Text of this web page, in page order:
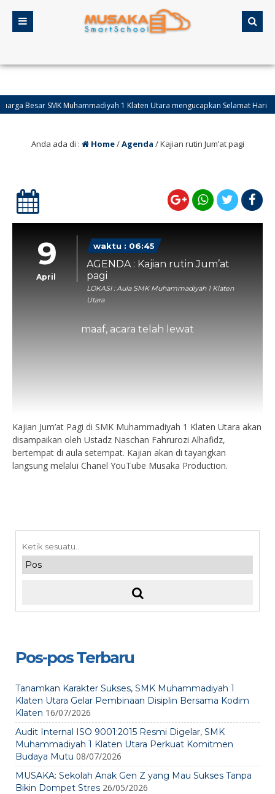
SMK Muhammadiyah 1 Klaten Utara mengucapkan Selamat Hari Raya
Anda ada di : Home/Agenda /Kajian rutin Jum’at pagi
9
April
waktu : 06:45
AGENDA : Kajian rutin Jum’at
pagi
LOKASI : Aula SMK Muhammadiyah 1 Klaten
Utara
maaf, acara telah lewat
Kajian Jum’at Pagi di SMK Muhammadiyah 1 Klaten Utara akan
disampaikan oleh Ustadz Naschan Fahrurozi Alhafidz,
bertempat di aula setempat. Kajian akan di tayangkan
langsung melalui Chanel YouTube Musaka Production.
Pos-pos Terbaru
Tanamkan Karakter Sukses, SMK Muhammadiyah 1
Klaten Utara Gelar Pembinaan Disiplin Bersama Kodim
Klaten 16/07/2026
Audit Internal ISO 9001:2015 Resmi Digelar, SMK
Muhammadiyah 1 Klaten Utara Perkuat Komitmen
Budaya Mutu 08/07/2026
MUSAKA: Sekolah Anak Gen Z yang Mau Sukses Tanpa
Bikin Dompet Stres 26/05/2026